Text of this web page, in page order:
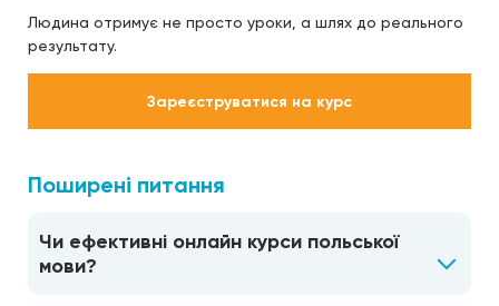
Людина отримує не просто уроки, а шлях до реального
результату.
Зареєструватися на курс
Поширені питання
Чи ефективні онлайн курси польської
мови?